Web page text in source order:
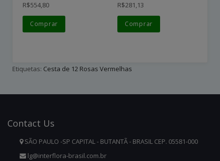
R$554,80
Comprar
R$281,13
Comprar
Etiquetas: Cesta de 12 Rosas Vermelhas
Contact Us
SÃO PAULO -SP CAPITAL - BUTANTÃ - BRASIL CEP. 05581-000
lg@interflora-brasil.com.br